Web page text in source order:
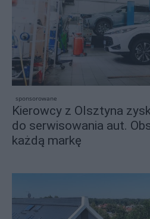
sponsorowane
Kierowcy z Olsztyna
do serwisowania aut.
każdą markę